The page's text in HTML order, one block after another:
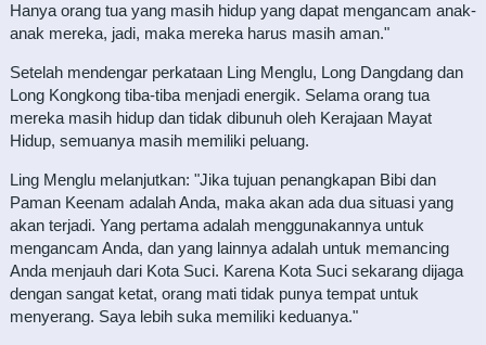
Hanya orang tua yang masih hidup yang dapat mengancam anak-
anak mereka, jadi, maka mereka harus masih aman."
Setelah mendengar perkataan Ling Menglu, Long Dangdang dan
Long Kongkong tiba-tiba menjadi energik. Selama orang tua
mereka masih hidup dan tidak dibunuh oleh Kerajaan Mayat
Hidup, semuanya masih memiliki peluang.
Ling Menglu melanjutkan: "Jika tujuan penangkapan Bibi dan
Paman Keenam adalah Anda, maka akan ada dua situasi yang
akan terjadi. Yang pertama adalah menggunakannya untuk
mengancam Anda, dan yang lainnya adalah untuk memancing
Anda menjauh dari Kota Suci. Karena Kota Suci sekarang dijaga
dengan sangat ketat, orang mati tidak punya tempat untuk
menyerang. Saya lebih suka memiliki keduanya."